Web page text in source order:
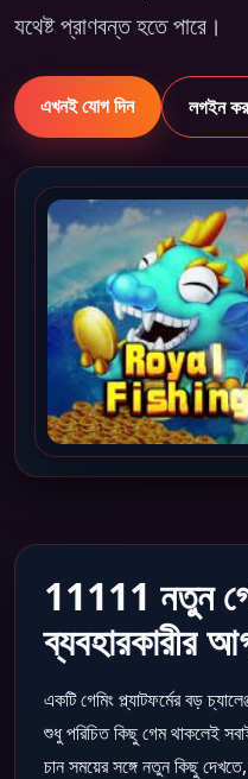
যথেষ্ট প্রাণবন্ত হতে পারে।
এখনই যোগ দিন লগইন
11111 নতুন
ব্যবহারকারীর
একটি গেমিং প্ল্যাটফর্মের বড়
শুধু পরিচিত কিছু গেম থাকলেই
চান সময়ের সঙ্গে নতুন কিছু